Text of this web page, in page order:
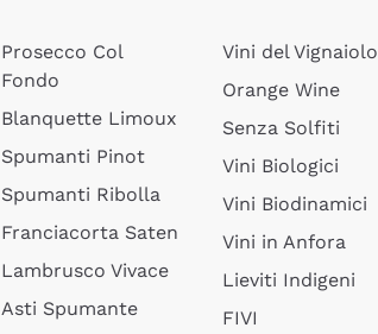
Prosecco Col
Fondo
Blanquette Limoux
Spumanti Pinot
Spumanti Ribolla
Franciacorta Saten
Lambrusco Vivace
Asti Spumante
Vini del Vignaiolo
Orange Wine
Senza Solfiti
Vini Biologici
Vini Biodinamici
Vini in Anfora
Lieviti Indigeni
FIVI